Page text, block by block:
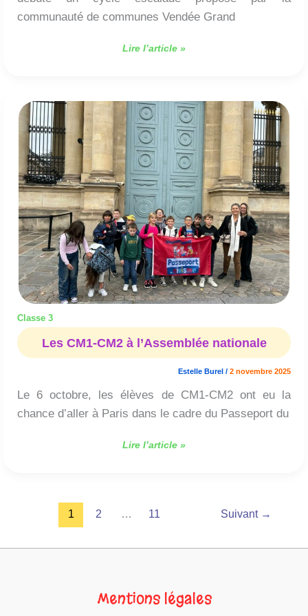
communauté de communes Vendée Grand
Lire l’article »
Classe 3
Les CM1-CM2 à l’Assemblée nationale
Estelle Burel / 2 novembre 2025
Le 6 octobre, les élèves de CM1-CM2 ont eu la
chance d’aller à Paris dans le cadre du Passeport du
Les
CM1-
CM2
à
l’Assemblée
nationale
Lire l’article »
1 2 … 11 Suivant →
Mentions légales